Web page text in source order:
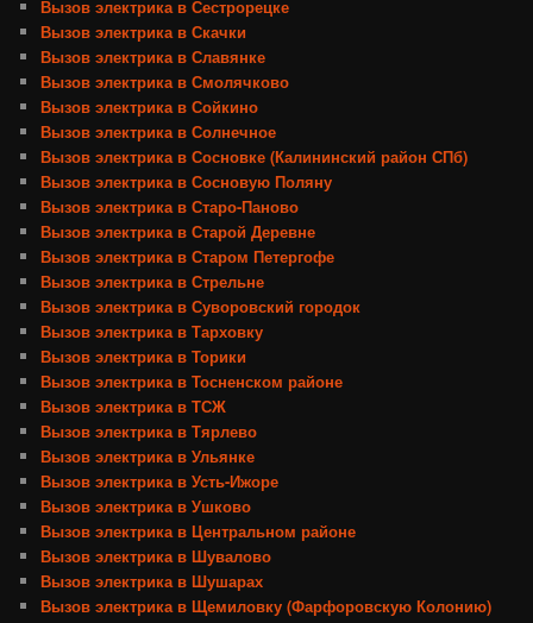
Вызов электрика в Сестрорецке
Вызов электрика в Скачки
Вызов электрика в Славянке
Вызов электрика в Смолячково
Вызов электрика в Сойкино
Вызов электрика в Солнечное
Вызов электрика в Сосновке (Калининский район СПб)
Вызов электрика в Сосновую Поляну
Вызов электрика в Старо-Паново
Вызов электрика в Старой Деревне
Вызов электрика в Старом Петергофе
Вызов электрика в Стрельне
Вызов электрика в Суворовский городок
Вызов электрика в Тарховку
Вызов электрика в Торики
Вызов электрика в Тосненском районе
Вызов электрика в ТСЖ
Вызов электрика в Тярлево
Вызов электрика в Ульянке
Вызов электрика в Усть-Ижоре
Вызов электрика в Ушково
Вызов электрика в Центральном районе
Вызов электрика в Шувалово
Вызов электрика в Шушарах
Вызов электрика в Щемиловку (Фарфоровскую Колонию)